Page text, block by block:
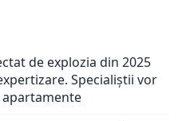
de explozia din 2025
Specialiștii vor